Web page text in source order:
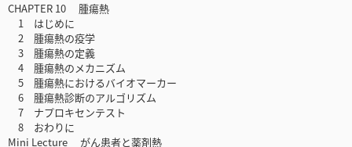
CHAPTER 10 腫瘍熱
1 はじめに
2 腫瘍熱の疫学
3 腫瘍熱の定義
4 腫瘍熱のメカニズム
5 腫瘍熱におけるバイオマーカー
6 腫瘍熱診断のアルゴリズム
7 ナプロキセンテスト
8 おわりに
Mini Lecture がん患者と薬剤熱